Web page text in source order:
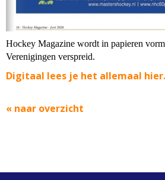
Hockey Magazine wordt in papieren
Verenigingen verspreid.
Digitaal lees je het allemaal hier.
« naar overzicht